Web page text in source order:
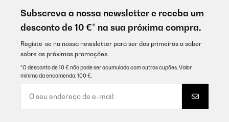
Amazon-Benutzer
AVALIAÇÃO COMPROVADA
Prodotto ottimo e lo usa principalmente per lavarmi le mani.
Subscreva a nossa newsletter e receba um
desconto de 10 €* na sua próxima compra.
Registe-se na nossa newsletter para ser dos primeiros a saber
sobre as próximas promoções.
*O desconto de 10 € não pode ser acumulado com outros cupões. Valor
mínimo da encomenda: 100 €.